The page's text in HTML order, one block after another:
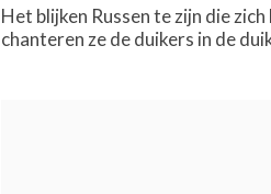
Het blijken Russen te zijn die
chanteren ze de duikers in de